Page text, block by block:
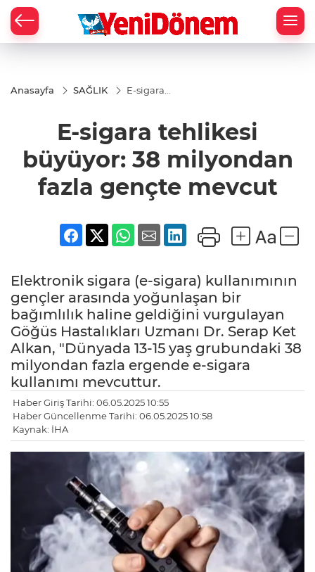
Anasayfa SAĞLIK
E-sigara
milyondan
gençte
mevcut
E-sigara tehlikesi
büyüyor: 38 milyondan
fazla gençte mevcut
Elektronik sigara (e-sigara) kullanımının
gençler arasında yoğunlaşan bir
bağımlılık haline geldiğini vurgulayan
Göğüs Hastalıkları Uzmanı Dr. Serap Ket
Alkan, "Dünyada 13-15 yaş grubundaki 38
milyondan fazla ergende e-sigara
kullanımı mevcuttur.
Haber Giriş Tarihi: 06.05.2025 10:55
Haber Güncellenme Tarihi: 06.05.2025 10:58
Kaynak: İHA